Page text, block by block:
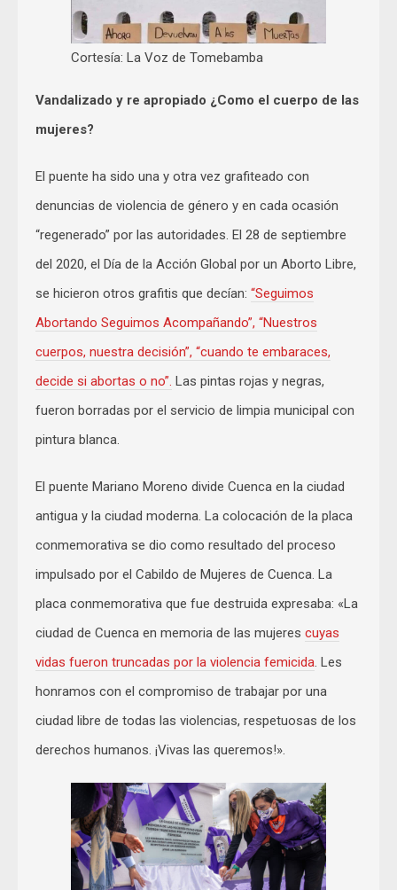
Cortesía: La Voz de Tomebamba
Vandalizado y re apropiado ¿Como el cuerpo de las
mujeres?
El puente ha sido una y otra vez grafiteado con
denuncias de violencia de género y en cada ocasión
“regenerado” por las autoridades. El 28 de septiembre
del 2020, el Día de la Acción Global por un Aborto Libre,
se hicieron otros grafitis que decían: “Seguimos
Abortando Seguimos Acompañando”, “Nuestros
cuerpos, nuestra decisión”, “cuando te embaraces,
decide si abortas o no”. Las pintas rojas y negras,
fueron borradas por el servicio de limpia municipal con
pintura blanca.
El puente Mariano Moreno divide Cuenca en la ciudad
antigua y la ciudad moderna. La colocación de la placa
conmemorativa se dio como resultado del proceso
impulsado por el Cabildo de Mujeres de Cuenca. La
placa conmemorativa que fue destruida expresaba: «La
ciudad de Cuenca en memoria de las mujeres cuyas
vidas fueron truncadas por la violencia femicida. Les
honramos con el compromiso de trabajar por una
ciudad libre de todas las violencias, respetuosas de los
derechos humanos. ¡Vivas las queremos!».